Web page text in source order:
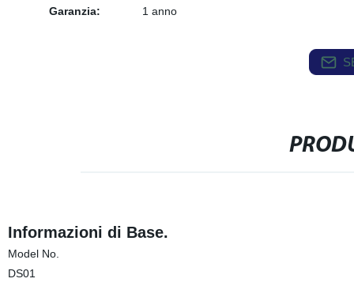
Garanzia:
1 anno
Informazioni di Base.
Model No.
DS01